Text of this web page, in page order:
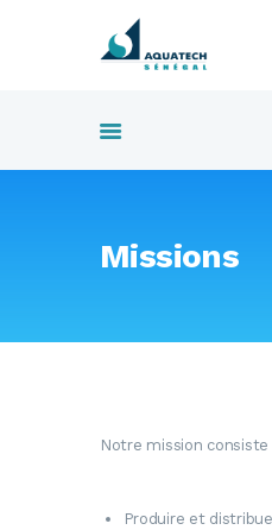
Missions
ACTUALITÉS
Notre mission consiste
Produire et